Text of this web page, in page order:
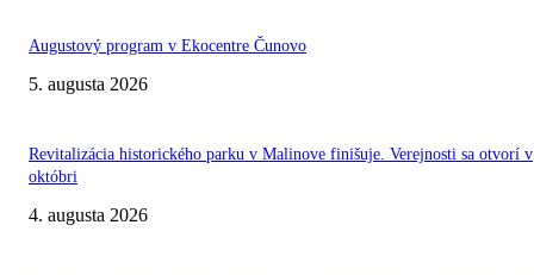
Augustový program v Ekocentre Čunovo
5. augusta 2026
Revitalizácia historického parku v Malinove finišuje. Verejnosti sa otvorí v
októbri
4. augusta 2026